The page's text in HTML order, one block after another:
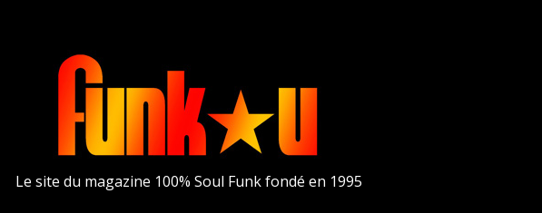
Le site du magazine 100% Soul Funk fondé en 1995